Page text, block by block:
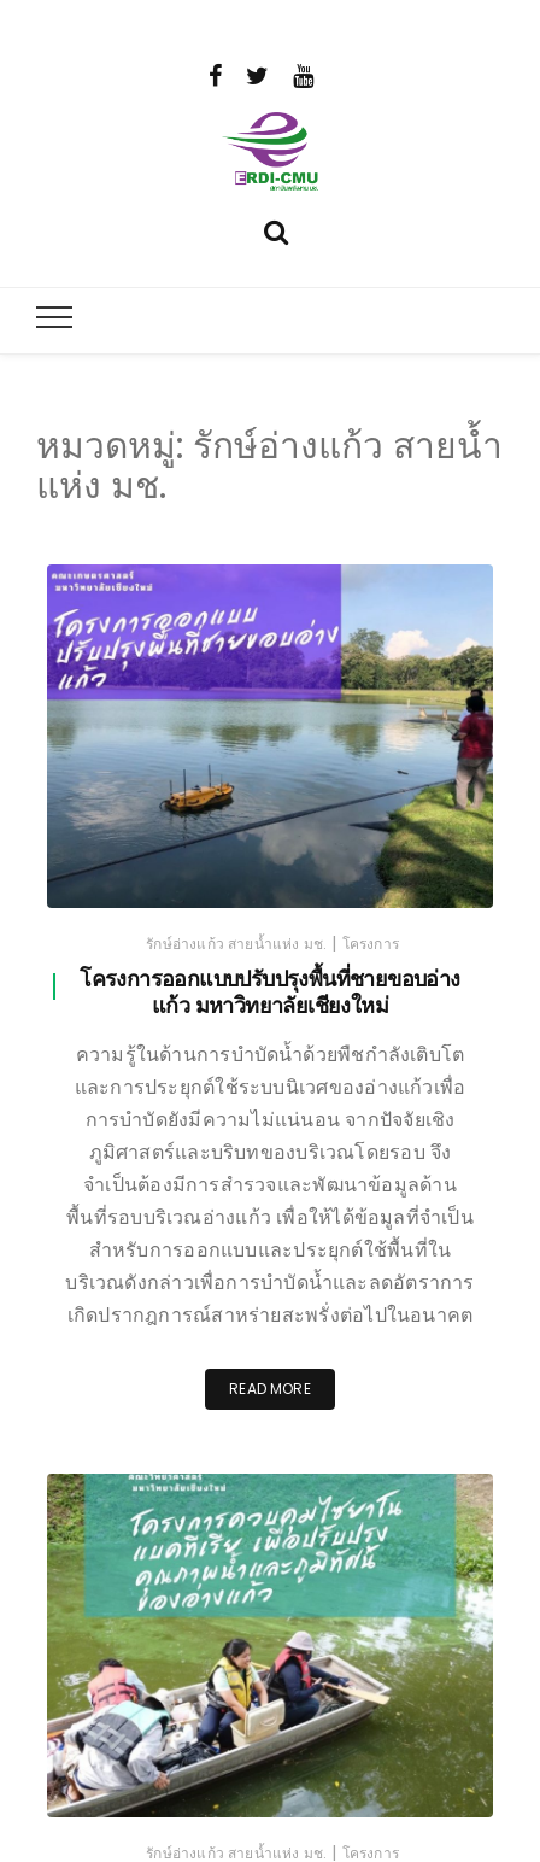
พิงค์
เชียงใหม่
หมวดหมู่: รักษ์อ่างแก้ว สายน้ำ
แห่ง มช.
รักษ์อ่างแก้ว สายน้ำแห่ง มช. | โครงการ
โครงการออกแบบปรับปรุงพื้นที่ชายขอบอ่าง
แก้ว มหาวิทยาลัยเชียงใหม่
ความรู้ในด้านการบำบัดน้ำด้วยพืชกำลังเติบโต
และการประยุกต์ใช้ระบบนิเวศของอ่างแก้วเพื่อ
การบำบัดยังมีความไม่แน่นอน จากปัจจัยเชิง
ภูมิศาสตร์และบริบทของบริเวณโดยรอบ จึง
จำเป็นต้องมีการสำรวจและพัฒนาข้อมูลด้าน
พื้นที่รอบบริเวณอ่างแก้ว เพื่อให้ได้ข้อมูลที่จำเป็น
สำหรับการออกแบบและประยุกต์ใช้พื้นที่ใน
บริเวณดังกล่าวเพื่อการบำบัดน้ำและลดอัตราการ
เกิดปรากฎการณ์สาหร่ายสะพรั่งต่อไปในอนาคต
READ MORE
รักษ์อ่างแก้ว สายน้ำแห่ง มช. | โครงการ